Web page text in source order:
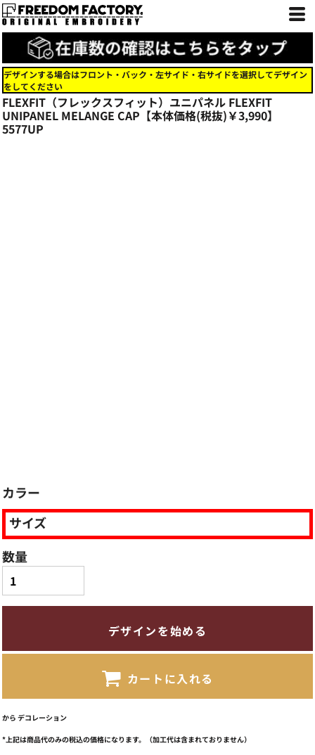
デザインする場合はフロント・バック・左サイド・右サイドを選択してデザイン
をしてください
FLEXFIT（フレックスフィット）ユニパネル FLEXFIT
UNIPANEL MELANGE CAP【本体価格(税抜)￥3,990】
5577UP
カラー
サイズ
数量
デザインを始める
カートに入れる
から デコレーション
*上記は商品代のみの税込の価格になります。（加工代は含まれておりません）